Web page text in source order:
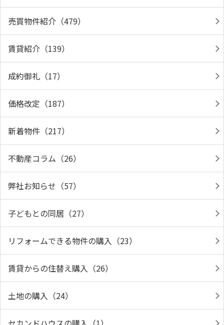
売買物件紹介（479）
賃貸紹介（139）
成約御礼（17）
価格改定（187）
新着物件（217）
不動産コラム（26）
弊社お知らせ（57）
子どもとの同居（27）
リフォームできる物件の購入（23）
賃貸からの住替え購入（26）
土地の購入（24）